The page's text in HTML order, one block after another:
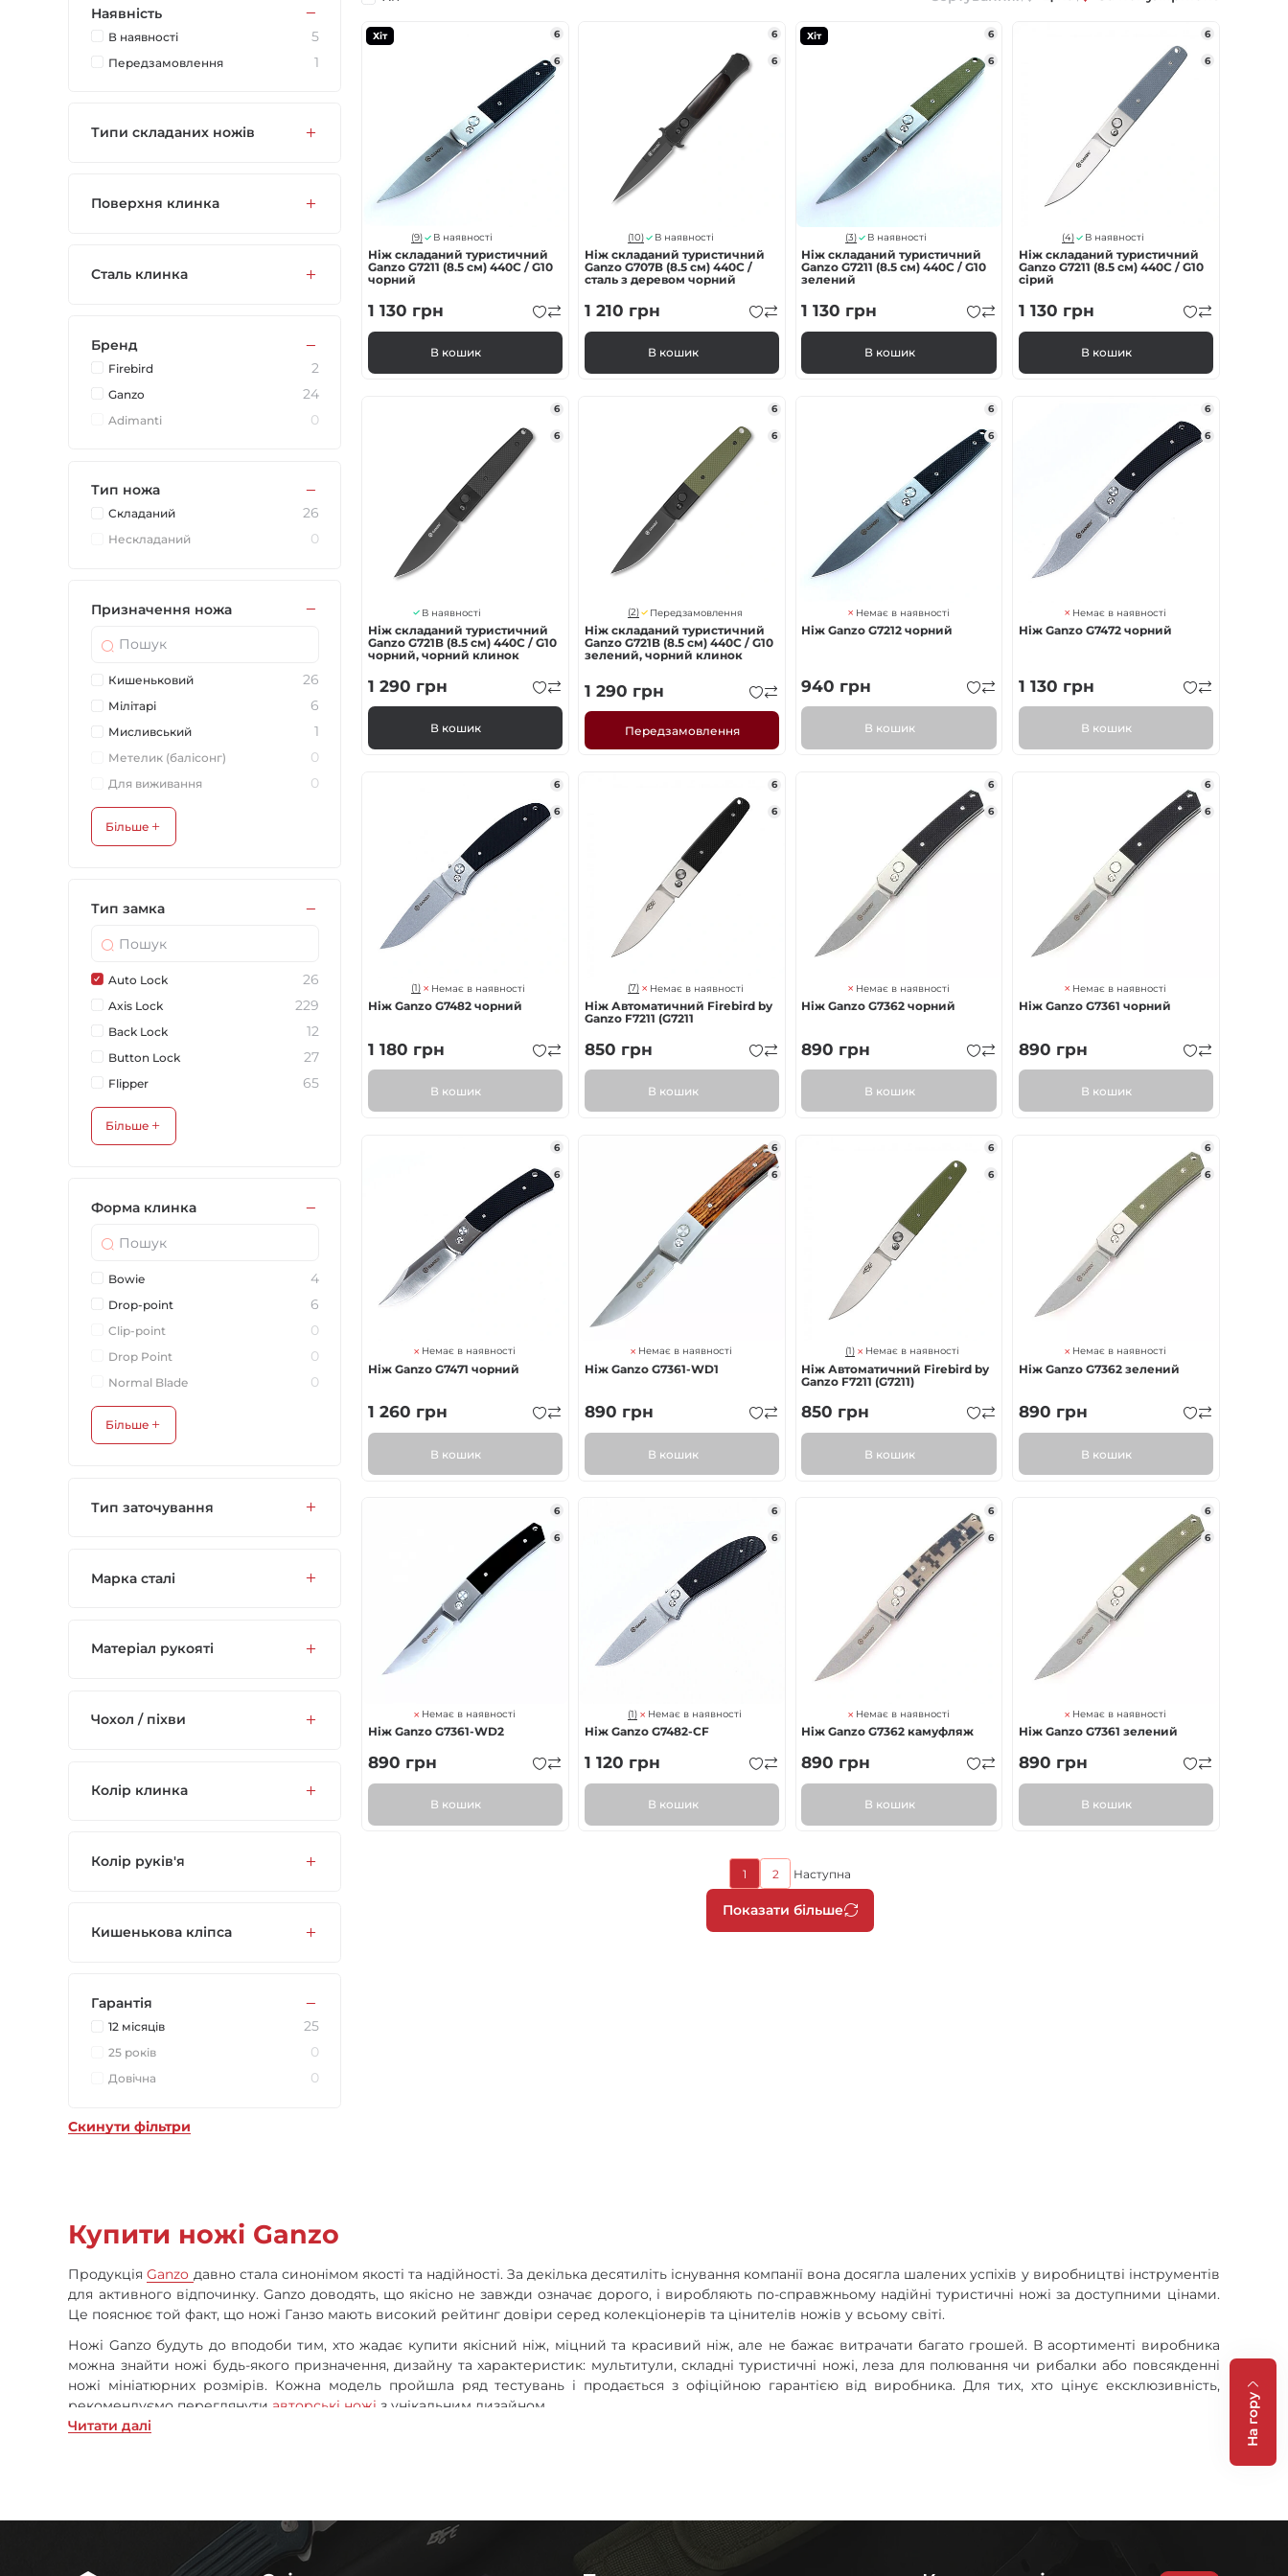
Газові пальники
Спорядження
Для захисників
Хіт 6
6
(9) В наявності
Ніж складаний туристичний
Ganzo G7211 (8.5 см) 440C / G10
чорний
1 130 грн
В кошик
6
6
(10) В наявності
Ніж складаний туристичний
Ganzo G707В (8.5 см) 440C /
сталь з деревом чорний
1 210 грн
В кошик
Хіт 6
6
(3) В наявності
Ніж складаний туристичний
Ganzo G7211 (8.5 см) 440C / G10
зелений
1 130 грн
В кошик
6
6
(4) В наявності
Ніж складаний туристичний
Ganzo G7211 (8.5 см) 440С / G10
сірий
1 130 грн
В кошик
6
6
В наявності
Ніж складаний туристичний
Ganzo G721В (8.5 см) 440C / G10
чорний, чорний клинок
1 290 грн
В кошик
6
6
(2) Передзамовлення
Ніж складаний туристичний
Ganzo G721В (8.5 см) 440C / G10
зелений, чорний клинок
1 290 грн
Передзамовлення
6
6
Немає в наявності
Ніж Ganzo G7212 чорний
940 грн
В кошик
6
6
Немає в наявності
Ніж Ganzo G7472 чорний
1 130 грн
В кошик
6
6
(1) Немає в наявності
Ніж Ganzo G7482 чорний
1 180 грн
В кошик
6
6
(7) Немає в наявності
Ніж Автоматичний Firebird by
Ganzo F7211 (G7211
850 грн
В кошик
6
6
Немає в наявності
Ніж Ganzo G7362 чорний
890 грн
В кошик
6
6
Немає в наявності
Ніж Ganzo G7361 чорний
890 грн
В кошик
6
6
Немає в наявності
Ніж Ganzo G7471 чорний
1 260 грн
В кошик
6
6
Немає в наявності
Ніж Ganzo G7361-WD1
890 грн
В кошик
6
6
(1) Немає в наявності
Ніж Автоматичний Firebird by
Ganzo F7211 (G7211)
850 грн
В кошик
6
6
Немає в наявності
Ніж Ganzo G7362 зелений
890 грн
В кошик
6
6
Немає в наявності
Ніж Ganzo G7361-WD2
890 грн
В кошик
6
6
(1) Немає в наявності
Ніж Ganzo G7482-CF
1 120 грн
В кошик
6
6
Немає в наявності
Ніж Ganzo G7362 камуфляж
890 грн
В кошик
6
6
Немає в наявності
Ніж Ganzo G7361 зелений
890 грн
В кошик
Розбивка
на
сторінки
Показати більше
Поточна
сторінка
1
Page
2
Наступна
сторінка
Наступна
Наявність
В наявностi 5
Передзамовлення 1
Типи складаних ножів
Поверхня клинка
Сталь клинка
Бренд
Firebird 2
Ganzo 24
Adimanti 0
Тип ножа
Складаний 26
Нескладаний 0
Призначення ножа
Кишеньковий 26
Мілітарі 6
Мисливський 1
Метелик (балісонг) 0
Для виживання 0
Більше
Тип замка
Auto Lock 26
Axis Lock 229
Back Lock 12
Button Lock 27
Flipper 65
Більше
Форма клинка
Bowie 4
Drop-point 6
Clip-point 0
Drop Point 0
Normal Blade 0
Більше
Тип заточування
Марка сталі
Матеріал рукояті
Чохол / піхви
Колір клинка
Колір руків'я
Кишенькова кліпса
Гарантія
12 місяців 25
25 років 0
Довічна 0
Скинути фільтри
Купити ножі Ganzo
ПродукціяGanzo давно стала синонімом якості та надійності. За декілька десятиліть існування компанії вона досягла шалених успіхів у виробництві інструментів
для активного відпочинку. Ganzo доводять, що якісно не завжди означає дорого, і виробляють по-справжньому надійні туристичні ножі за доступними цінами.
Це пояснює той факт, що ножі Ганзо мають високий рейтинг довіри серед колекціонерів та цінителів ножів у всьому світі.
Ножі Ganzo будуть до вподоби тим, хто жадає купити якісний ніж, міцний та красивий ніж, але не бажає витрачати багато грошей. В асортименті виробника
можна знайти ножі будь-якого призначення, дизайну та характеристик: мультитули, складні туристичні ножі, леза для полювання чи рибалки або повсякденні
ножі мініатюрних розмірів. Кожна модель пройшла ряд тестувань і продається з офіційною гарантією від виробника. Для тих, хто цінує ексклюзивність,
рекомендуємо переглянути авторські ножі з унікальним дизайном.
можливостей. Леза ножів Ганзо міцні, легко заточуються та витримують тривалі навантаження. Але задля подовження терміну служби рекомендується
протирати лезо після його використання, щоб уникнути потемніння металу.
Матеріалом для рукоятей слугує міцний склопластик G10 – найкращий та перевірений часом матеріал, який займає перше місце з популярності серед
Читати далi На гору